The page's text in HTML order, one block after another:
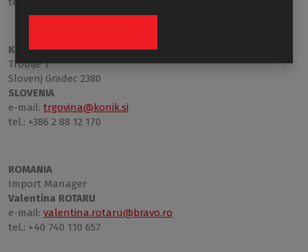
KONIK d.o.o.
Troblje 1
Slovenj Gradec 2380
SLOVENIA
e-mail: trgovina@konik.si
tel.: +386 2 88 12 170
ROMANIA
Import Manager
Valentina ROTARU
e-mail: valentina.rotaru@bravo.ro
tel.: +40 740 110 657